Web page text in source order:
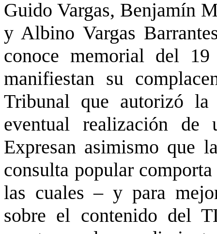
Guido Vargas, Benjamín
y Albino Vargas
conoce memorial del
manifiestan su
Tribunal que autorizó
eventual realización
Expresan asimismo que
consulta popular
las cuales – y para
sobre el contenido del